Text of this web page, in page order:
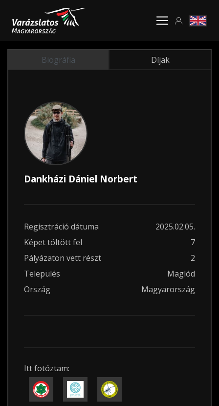
Biográfia Díjak
Dankházi Dániel Norbert
Regisztráció dátuma
2025.02.05.
Képet töltött fel
7
Pályázaton vett részt
2
Település
Maglód
Ország
Magyarország
Itt fotóztam: